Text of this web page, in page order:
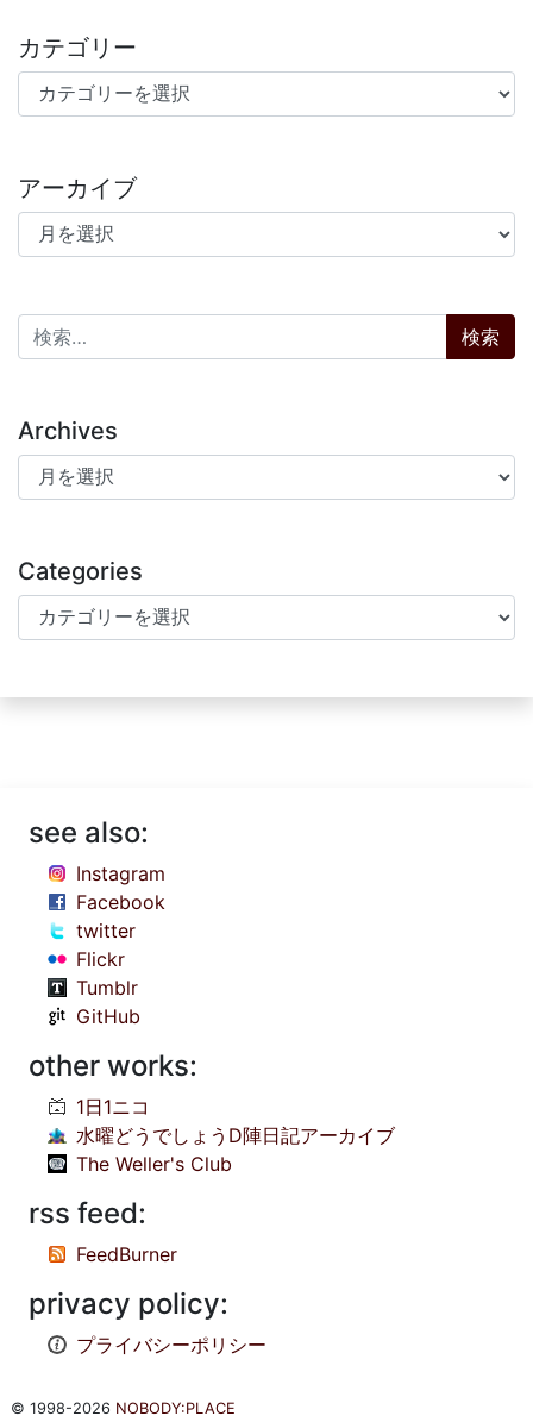
カテゴリー
カテゴリー
アーカイブ
アーカイブ
検索:
Archives
Archives
Categories
Categories
see also:
Instagram
Facebook
twitter
Flickr
Tumblr
GitHub
other works:
1日1ニコ
水曜どうでしょうD陣日記アーカイブ
The Weller's Club
rss feed:
FeedBurner
privacy policy:
プライバシーポリシー
© 1998-2026 NOBODY:PLACE